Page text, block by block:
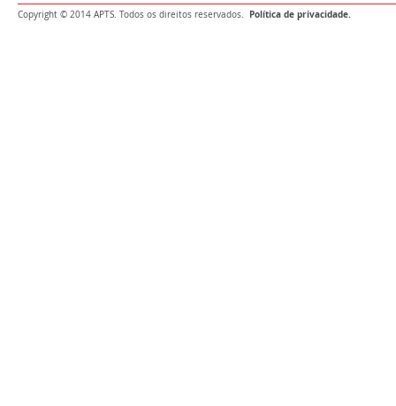
Copyright © 2014 APTS. Todos os direitos reservados. Política de privacidade.